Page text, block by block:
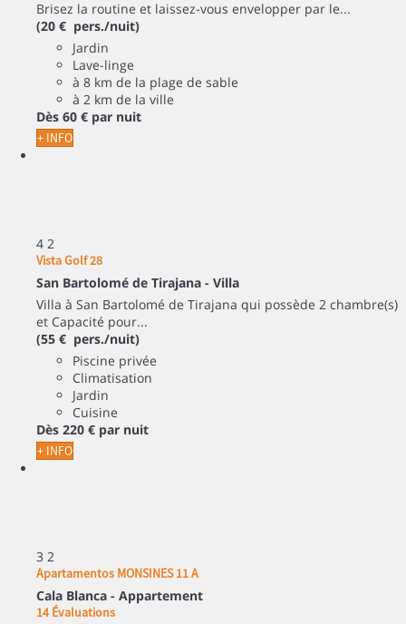
Brisez la routine et laissez-vous envelopper par le...
(20 € pers./nuit)
Jardin
Lave-linge
à 8 km de la plage de sable
à 2 km de la ville
Dès 60 € par nuit
+ INFO
4 2
Vista Golf 28
San Bartolomé de Tirajana - Villa
Villa à San Bartolomé de Tirajana qui possède 2 chambre(s)
et Capacité pour...
(55 € pers./nuit)
Piscine privée
Climatisation
Jardin
Cuisine
Dès 220 € par nuit
+ INFO
3 2
Apartamentos MONSINES 11 A
Cala Blanca - Appartement
14 Évaluations